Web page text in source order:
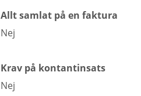
Allt samlat på en faktura
Nej
Krav på kontantinsats
Nej